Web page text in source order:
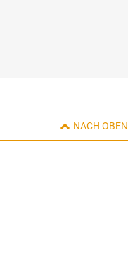
NACH OBEN